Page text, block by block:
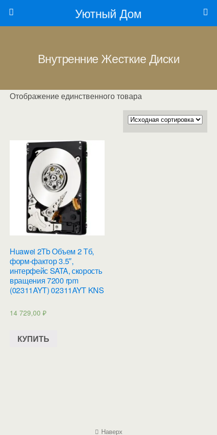
Уютный Дом
Внутренние Жесткие Диски
Отображение единственного товара
Huawei 2Tb Объем 2 Тб,
форм-фактор 3.5″,
интерфейс SATA, скорость
вращения 7200 rpm
(02311AYT) 02311AYT KNS
14 729,00 ₽
КУПИТЬ
Наверх